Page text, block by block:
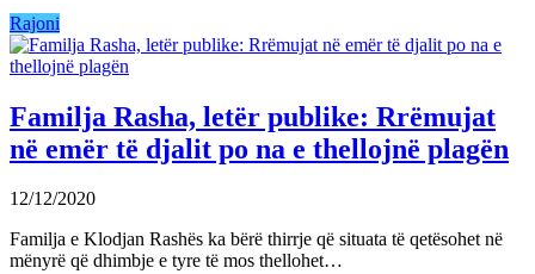
Rajoni
Familja Rasha, letër publike: Rrëmujat
në emër të djalit po na e thellojnë plagën
12/12/2020
Familja e Klodjan Rashës ka bërë thirrje që situata të qetësohet në
mënyrë që dhimbje e tyre të mos thellohet…